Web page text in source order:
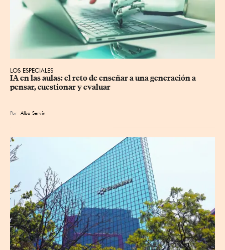
LOS ESPECIALES
IA en las aulas: el reto de enseñar a una generación a
pensar, cuestionar y evaluar
Por Alba Servín